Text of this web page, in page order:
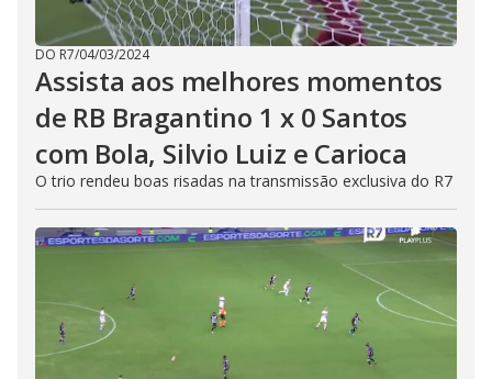
DO R7/04/03/2024
Assista aos melhores momentos
de RB Bragantino 1 x 0 Santos
com Bola, Silvio Luiz e Carioca
O trio rendeu boas risadas na transmissão exclusiva do R7